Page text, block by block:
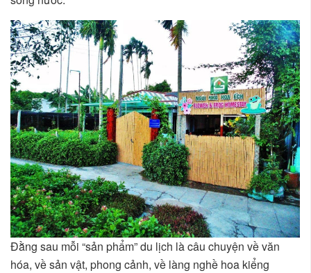
Đằng sau mỗi “sản phẩm” du lịch là câu chuyện về văn
hóa, về sản vật, phong cảnh, về làng nghề hoa kiểng